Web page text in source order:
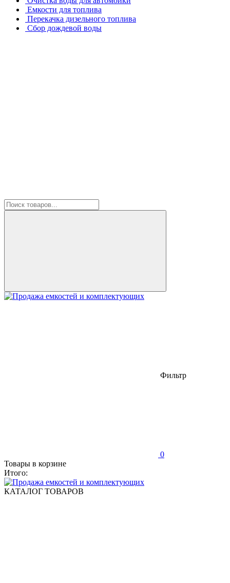
Емкости для топлива
Перекачка дизельного топлива
Сбор дождевой воды
Фильтр
0
Товары в корзине
Итого:
КАТАЛОГ ТОВАРОВ